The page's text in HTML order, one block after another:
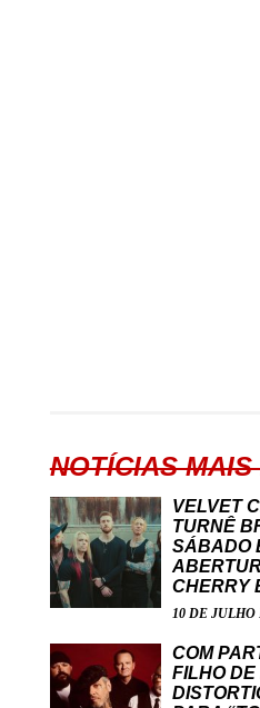
NOTÍCIAS
VELVET
TURNÊ
SÁBADO
CHERRY
10 DE JULHO
COM
FILHO